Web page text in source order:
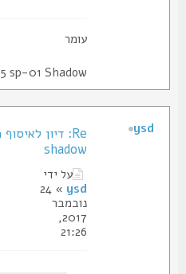
CZ 75 sp-01 Shadow
shadow
על ידי
» 24
נובמבר
2017,
21:26